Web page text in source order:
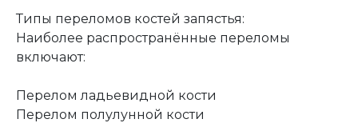
Типы переломов костей запястья:
Наиболее распространённые переломы
включают:
Перелом ладьевидной кости
Перелом полулунной кости